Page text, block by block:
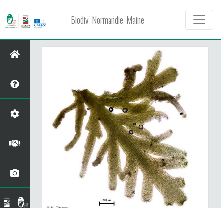
Biodiv' Normandie-Maine